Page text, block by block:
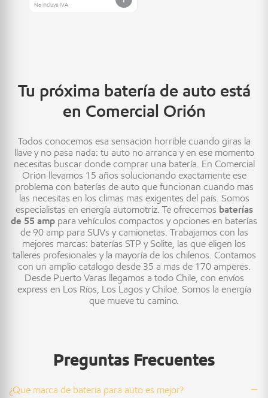
No incluye IVA
Tu próxima batería de auto está
en Comercial Orión
Todos conocemos esa sensación horrible cuando giras la
llave y no pasa nada: tu auto no arranca y en ese momento
necesitas buscar donde comprar una batería. En Comercial
Orión llevamos 15 años solucionando exactamente ese
problema con baterías de auto que funcionan cuando más
las necesitas en los climas más exigentes del país. Somos
especialistas en energía automotriz. Te ofrecemos baterías
de 55 amp para vehículos compactos y opciones en baterías
de 90 amp para SUVs y camionetas. Trabajamos con las
mejores marcas: baterías STP y Solite, las que eligen los
talleres profesionales y la mayoría de los chilenos. Contamos
con un amplio catálogo desde 35 a más de 170 amperes.
Desde Puerto Varas llegamos a todo Chile, con envíos
express en Los Ríos, Los Lagos y Chiloé. Somos la energía
que mueve tu camino.
Preguntas Frecuentes
¿Qué marca de batería para auto es mejor?